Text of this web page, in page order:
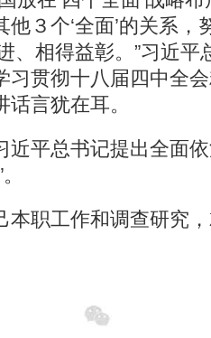
３个‘全面’的关系，
、相得益彰。”习近
习贯彻十八届四中全
言犹在耳。
平总书记提出全面依
职工作和调查研究，